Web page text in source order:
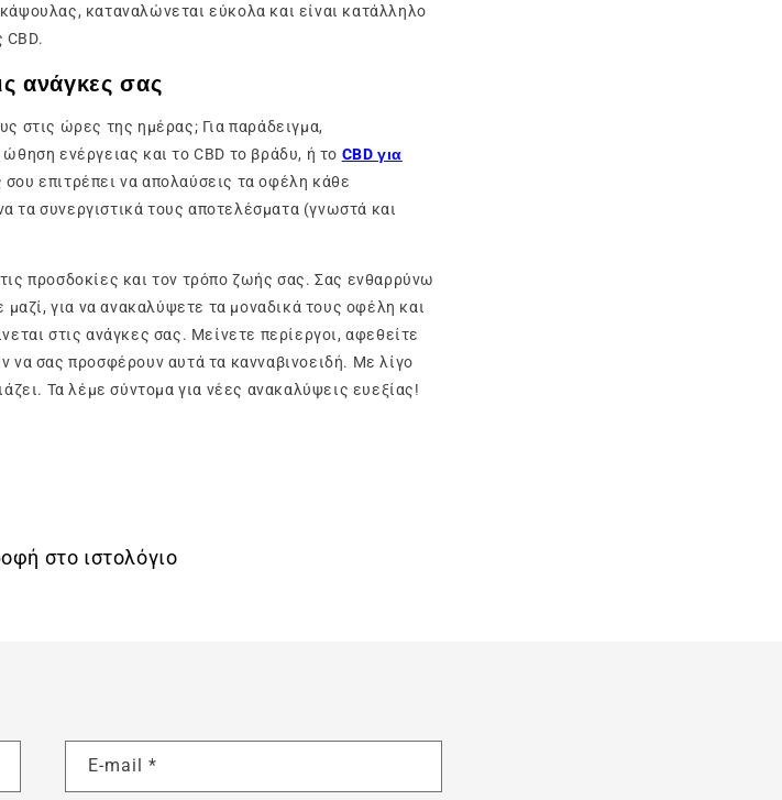
καταναλώνεται εύκολα και είναι κατάλληλο
ανάγκες σας
στις ώρες της ημέρας; Για παράδειγμα,
ενέργειας και το CBD το βράδυ, ή το CBD για
επιτρέπει να απολαύσεις τα οφέλη κάθε
τα συνεργιστικά τους αποτελέσματα (γνωστά και
προσδοκίες και τον τρόπο ζωής σας. Σας ενθαρρύνω
για να ανακαλύψετε τα μοναδικά τους οφέλη και
στις ανάγκες σας. Μείνετε περίεργοι, αφεθείτε
να σας προσφέρουν αυτά τα κανναβινοειδή. Με λίγο
Τα λέμε σύντομα για νέες ανακαλύψεις ευεξίας!
στο ιστολόγιο
E-mail *